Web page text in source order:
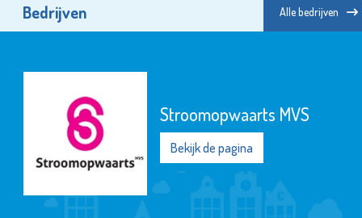
Bedrijven Alle bedrijven
Stroomopwaarts MVS
Bekijk de pagina